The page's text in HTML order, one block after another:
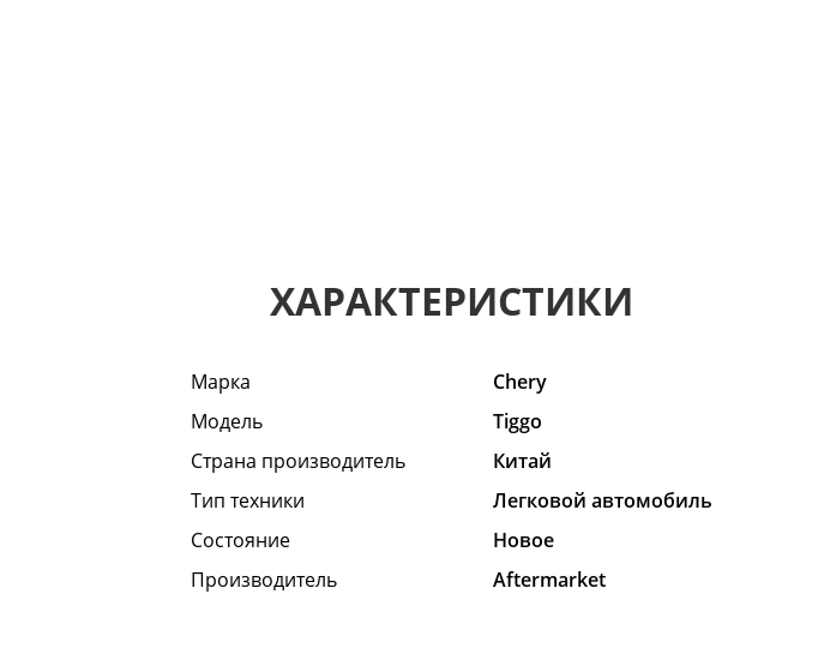
ХАРАКТЕРИСТИКИ
Марка
Chery
Модель
Tiggo
Страна производитель
Китай
Тип техники
Легковой автомобиль
Состояние
Hовое
Производитель
Aftermarket